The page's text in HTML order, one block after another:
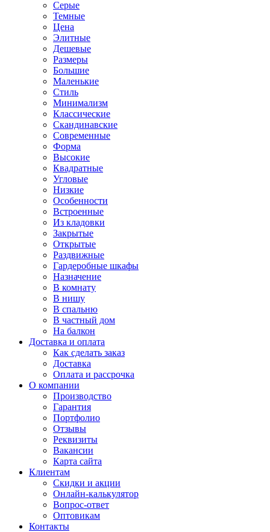
Серые
Темные
Цена
Элитные
Дешевые
Размеры
Большие
Маленькие
Стиль
Минимализм
Классические
Скандинавские
Современные
Форма
Высокие
Квадратные
Угловые
Низкие
Особенности
Встроенные
Из кладовки
Закрытые
Открытые
Раздвижные
Гардеробные шкафы
Назначение
В комнату
В нишу
В спальню
В частный дом
На балкон
Доставка и оплата
Как сделать заказ
Доставка
Оплата и рассрочка
О компании
Производство
Гарантия
Портфолио
Отзывы
Реквизиты
Вакансии
Карта сайта
Клиентам
Скидки и акции
Онлайн-калькулятор
Вопрос-ответ
Оптовикам
Контакты